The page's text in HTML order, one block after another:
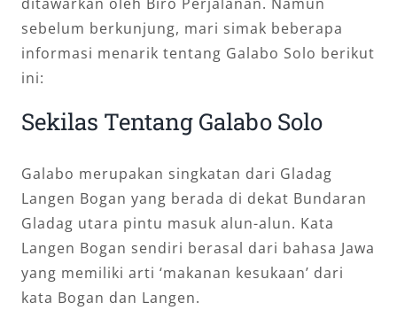
sebelum berkunjung, mari simak beberapa
informasi menarik tentang Galabo Solo berikut
ini:
Sekilas Tentang Galabo Solo
Galabo merupakan singkatan dari Gladag
Langen Bogan yang berada di dekat Bundaran
Gladag utara pintu masuk alun-alun. Kata
Langen Bogan sendiri berasal dari bahasa Jawa
yang memiliki arti ‘makanan kesukaan’ dari
kata Bogan dan Langen.